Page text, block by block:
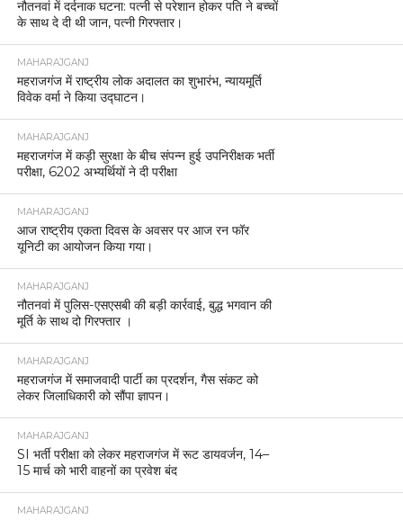
नौतनवां में दर्दनाक घटना: पत्नी से परेशान होकर पति ने बच्चों
के साथ दे दी थी जान, पत्नी गिरफ्तार।
MAHARAJGANJ
महराजगंज में राष्ट्रीय लोक अदालत का शुभारंभ, न्यायमूर्ति
विवेक वर्मा ने किया उद्घाटन।
MAHARAJGANJ
महराजगंज में कड़ी सुरक्षा के बीच संपन्न हुई उपनिरीक्षक भर्ती
परीक्षा, 6202 अभ्यर्थियों ने दी परीक्षा
MAHARAJGANJ
आज राष्ट्रीय एकता दिवस के अवसर पर आज रन फॉर
यूनिटी का आयोजन किया गया।
MAHARAJGANJ
नौतनवां में पुलिस-एसएसबी की बड़ी कार्रवाई, बुद्ध भगवान की
मूर्ति के साथ दो गिरफ्तार ।
MAHARAJGANJ
महराजगंज में समाजवादी पार्टी का प्रदर्शन, गैस संकट को
लेकर जिलाधिकारी को सौंपा ज्ञापन।
MAHARAJGANJ
SI भर्ती परीक्षा को लेकर महराजगंज में रूट डायवर्जन, 14–
15 मार्च को भारी वाहनों का प्रवेश बंद
MAHARAJGANJ